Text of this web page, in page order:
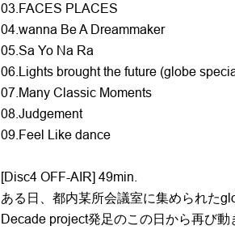
03.FACES PLACES
04.wanna Be A Dreammaker
05.Sa Yo Na Ra
06.Lights brought the future (globe
07.Many Classic Moments
08.Judgement
09.Feel Like dance
[Disc4 OFF-AIR] 49min.
ある日、都内某所会議室に集められた
Decade project発足のこの日から再び